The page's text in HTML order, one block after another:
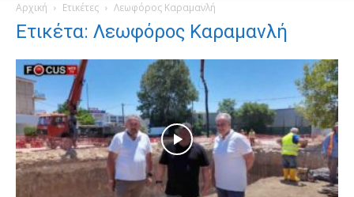
Αρχική Ετικέτες Λεωφόρος Καραμανλή
Ετικέτα: Λεωφόρος Καραμανλή